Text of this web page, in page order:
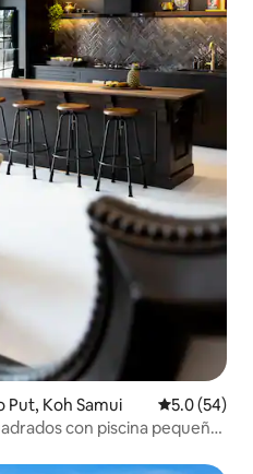
Put, Koh Samui Calificación
5.0 (54)
con piscina pequeña